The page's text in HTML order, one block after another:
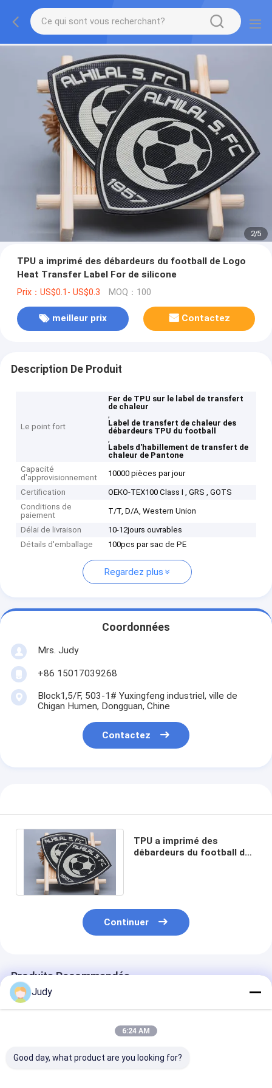
2/5
TPU a imprimé des débardeurs du football de Logo
Heat Transfer Label For de silicone
Prix：US$0.1- US$0.3 MOQ：100
meilleur prix Contactez
Description De Produit
Le point fort
Fer de TPU sur le label de transfert
de chaleur
,
Label de transfert de chaleur des
débardeurs TPU du football
,
Labels d'habillement de transfert de
chaleur de Pantone
Capacité
d'approvisionnement
10000 pièces par jour
Certification
OEKO-TEX100 Class I , GRS , GOTS
Conditions de
paiement
T/T, D/A, Western Union
Délai de livraison
10-12jours ouvrables
Détails d'emballage
100pcs par sac de PE
Regardez plus
Coordonnées
Mrs. Judy
+86 15017039268
Block1,5/F, 503-1# Yuxingfeng industriel, ville de
Chigan Humen, Dongguan, Chine
Contactez
TPU a imprimé des
débardeurs du football de
Continuer
Produits Recommandés
Judy
6:24 AM
Good day, what product are you looking for?